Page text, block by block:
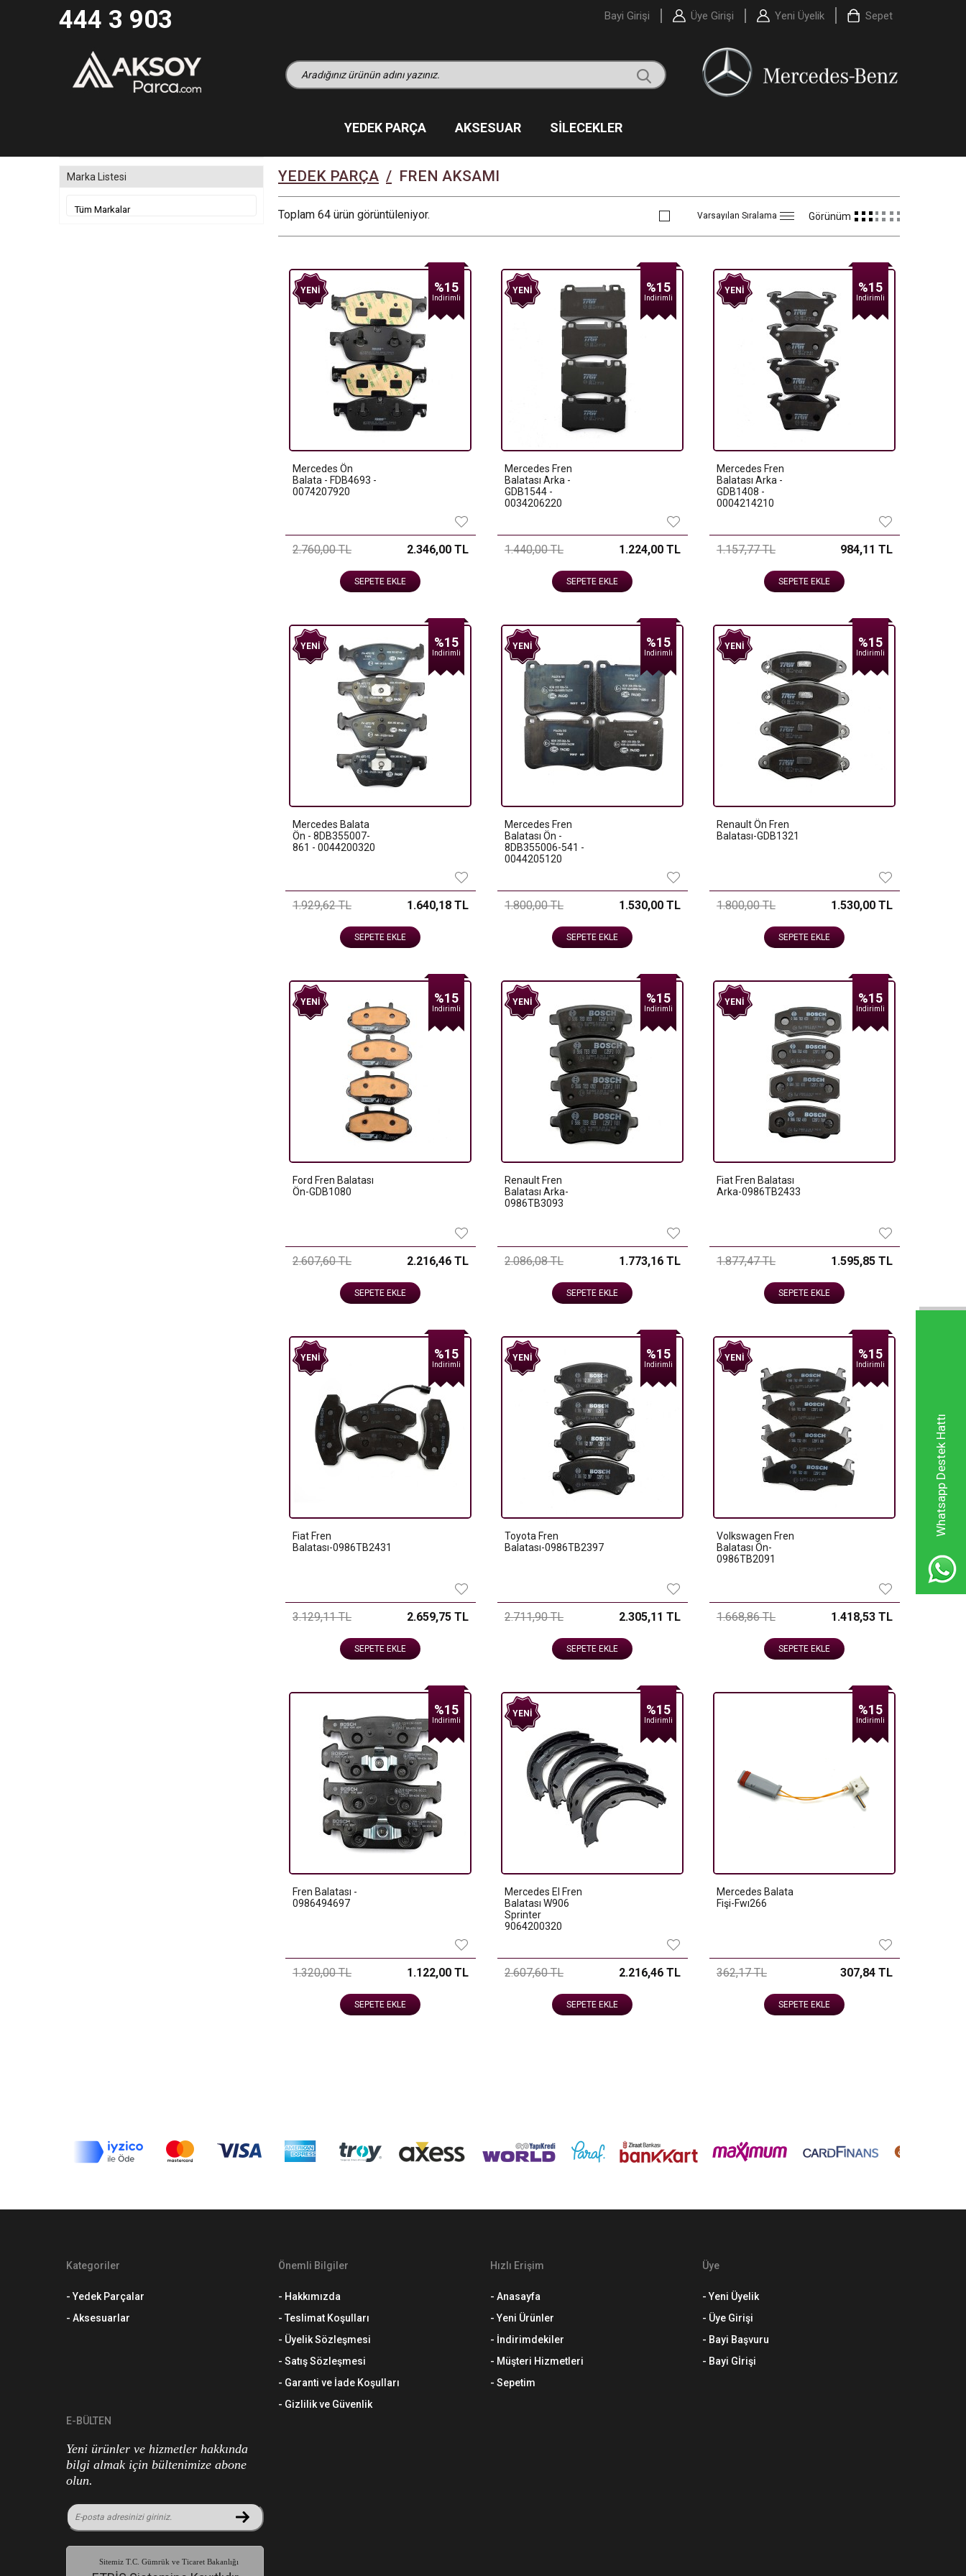
Whatsapp Destek Hattı
444 3 903 Bayi Girişi Üye Girişi Yeni Üyelik Sepet
YEDEK PARÇA AKSESUAR SILECEKLER
Marka Listesi YEDEK PARÇA / FREN AKSAMI
Toplam 64 ürün görüntüleniyor. Görünüm
%15
Indirimli
YENI
Mercedes Ön
Balata - FDB4693 -
0074207920
2.760,00 TL 2.346,00 TL
SEPETE EKLE
%15
Indirimli
YENI
Mercedes Fren
Balatası Arka -
GDB1544 -
0034206220
1.440,00 TL 1.224,00 TL
SEPETE EKLE
%15
Indirimli
YENI
Mercedes Fren
Balatası Arka -
GDB1408 -
0004214210
1.157,77 TL 984,11 TL
SEPETE EKLE
%15
Indirimli
YENI
Mercedes Balata
Ön - 8DB355007-
861 - 0044200320
1.929,62 TL 1.640,18 TL
SEPETE EKLE
%15
Indirimli
YENI
Mercedes Fren
Balatası Ön -
8DB355006-541 -
0044205120
1.800,00 TL 1.530,00 TL
SEPETE EKLE
%15
Indirimli
YENI
Renault Ön Fren
Balatası-GDB1321
1.800,00 TL 1.530,00 TL
SEPETE EKLE
%15
Indirimli
YENI
Ford Fren Balatası
Ön-GDB1080
2.607,60 TL 2.216,46 TL
SEPETE EKLE
%15
Indirimli
YENI
Renault Fren
Balatası Arka-
0986TB3093
2.086,08 TL 1.773,16 TL
SEPETE EKLE
%15
Indirimli
YENI
Fiat Fren Balatası
Arka-0986TB2433
1.877,47 TL 1.595,85 TL
SEPETE EKLE
%15
Indirimli
YENI
Fiat Fren
Balatası-0986TB2431
3.129,11 TL 2.659,75 TL
SEPETE EKLE
%15
Indirimli
YENI
Toyota Fren
Balatası-0986TB2397
2.711,90 TL 2.305,11 TL
SEPETE EKLE
%15
Indirimli
YENI
Volkswagen Fren
Balatası Ön-
0986TB2091
1.668,86 TL 1.418,53 TL
SEPETE EKLE
%15
Indirimli
Fren Balatası -
0986494697
1.320,00 TL 1.122,00 TL
SEPETE EKLE
%15
Indirimli
YENI
Mercedes El Fren
Balatası W906
Sprinter
9064200320
2.607,60 TL 2.216,46 TL
SEPETE EKLE
%15
Indirimli
Mercedes Balata
Fişi-Fwı266
362,17 TL 307,84 TL
SEPETE EKLE
Kategoriler
- Yedek Parçalar
- Aksesuarlar
Önemli Bilgiler
- Hakkımızda
- Teslimat Koşulları
- Üyelik Sözleşmesi
- Satış Sözleşmesi
- Garanti ve İade Koşulları
- Gizlilik ve Güvenlik
Hızlı Erişim
- Anasayfa
- Yeni Ürünler
- İndirimdekiler
- Müşteri Hizmetleri
- Sepetim
Üye
- Yeni Üyelik
- Üye Girişi
- Bayi Başvuru
- Bayi Gİrişi
E-BÜLTEN
Yeni ürünler ve hizmetler hakkında
bilgi almak için bültenimize abone
olun.
Sitemiz T.C. Gümrük ve Ticaret Bakanlığı